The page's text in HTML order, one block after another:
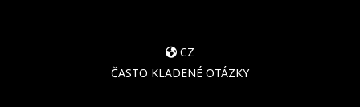
CZ
ČASTO KLADENÉ OTÁZKY